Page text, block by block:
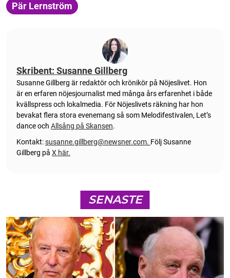
Pär Lernström
Skribent: Susanne Gillberg
Susanne Gillberg är redaktör och krönikör på Nöjeslivet. Hon
är en erfaren nöjesjournalist med många års erfarenhet i både
kvällspress och lokalmedia. För Nöjeslivets räkning har hon
bevakat flera stora evenemang så som Melodifestivalen, Let’s
dance och Allsång på Skansen.
Kontakt:susanne.gillberg@newsner.com. Följ Susanne
Gillberg på X här.
SENASTE